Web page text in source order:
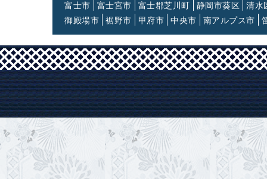
富士市
富士宮市 富士郡芝川町 静岡市葵区
清水
御殿場市
裾野市 甲府市 中央市 南アルプス市